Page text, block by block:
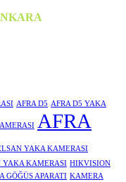
AFRA D5 AFRA D5 YAKA
AFRA
YAKA KAMERASI
YAKA KAMERASI HIKVISION
GÖĞÜS APARATI KAMERA